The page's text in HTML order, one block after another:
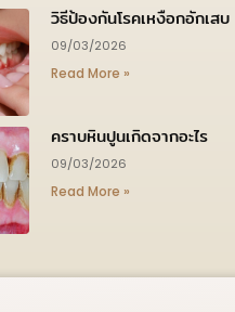
วิธีป้องกันโรคเหงือกอักเสบ
09/03/2026
Read More »
คราบหินปูนเกิดจากอะไร
09/03/2026
Read More »